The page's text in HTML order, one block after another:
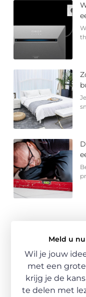
Meld u
Wil je jouw
met een
krijg je de
te delen met